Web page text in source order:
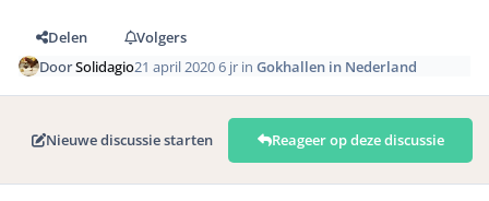
Delen
Volgers
DoorSolidagio21 april 20206 jr inGokhallen in Nederland
Nieuwe discussie starten Reageer op deze discussie